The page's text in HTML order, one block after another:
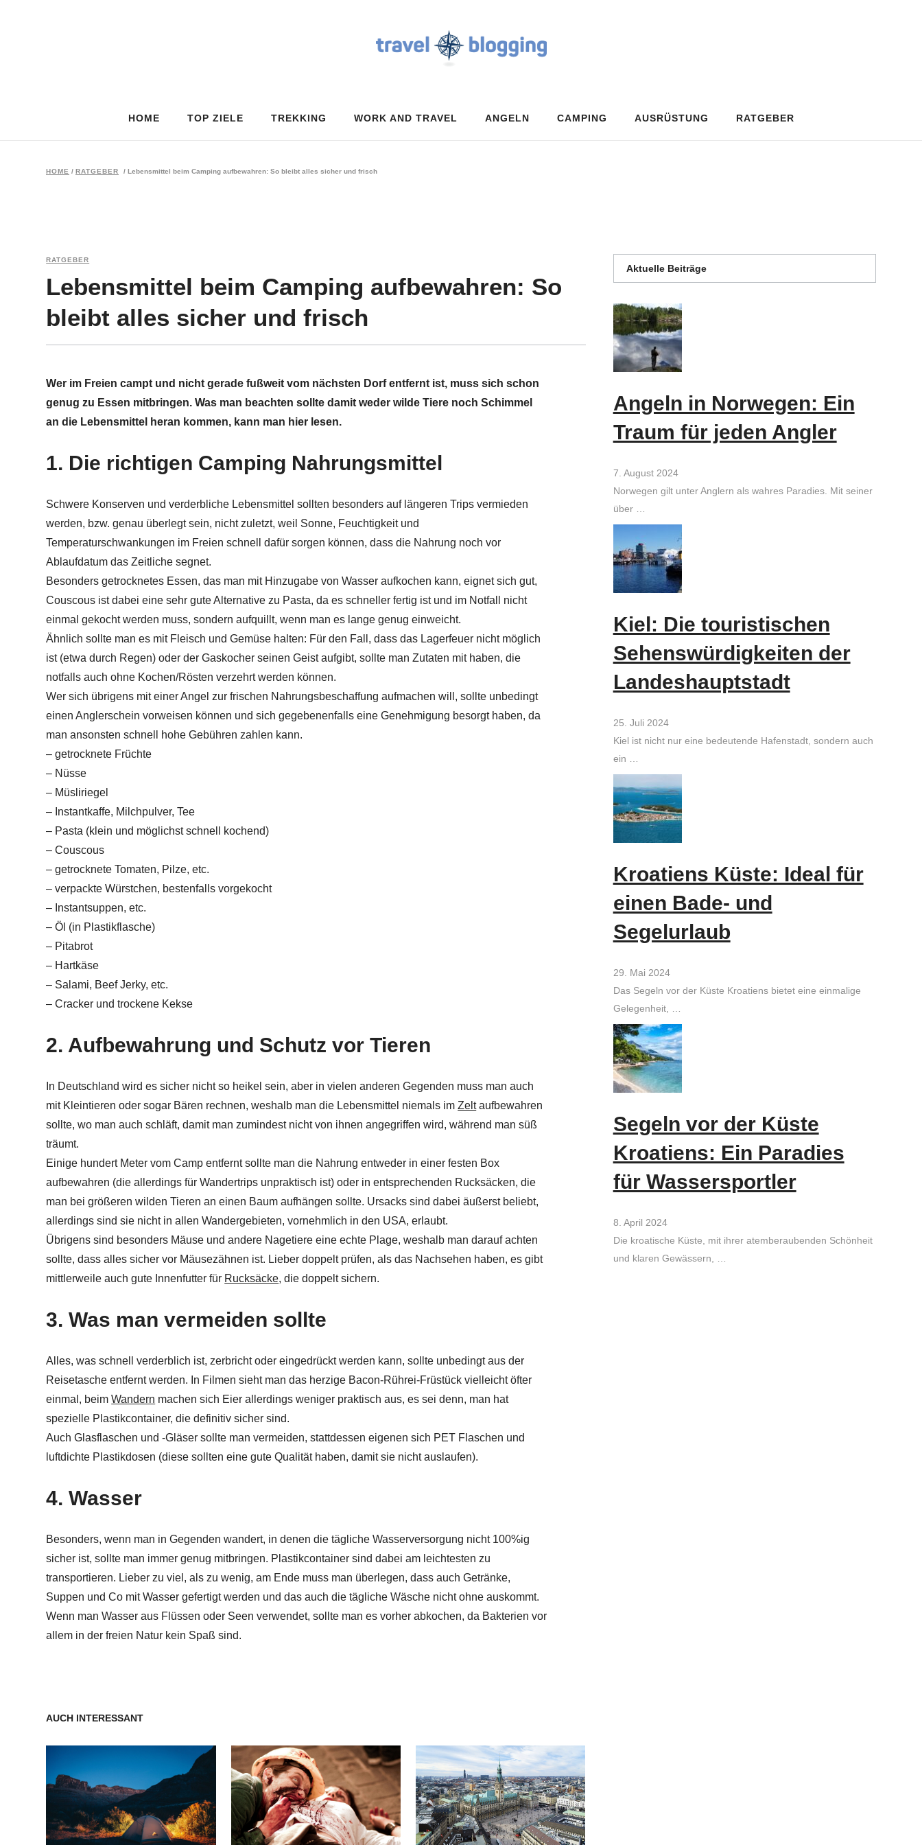
HOME TOP ZIELE TREKKING WORK AND TRAVEL ANGELN CAMPING AUSRÜSTUNG RATGEBER
HOME / RATGEBER / Lebensmittel beim Camping aufbewahren: So bleibt alles sicher und frisch
RATGEBER
Lebensmittel beim Camping aufbewahren: So
bleibt alles sicher und frisch
Wer im Freien campt und nicht gerade fußweit vom nächsten Dorf entfernt ist, muss sich schon
genug zu Essen mitbringen. Was man beachten sollte damit weder wilde Tiere noch Schimmel
an die Lebensmittel heran kommen, kann man hier lesen.
1. Die richtigen Camping Nahrungsmittel
Schwere Konserven und verderbliche Lebensmittel sollten besonders auf längeren Trips vermieden
werden, bzw. genau überlegt sein, nicht zuletzt, weil Sonne, Feuchtigkeit und
Temperaturschwankungen im Freien schnell dafür sorgen können, dass die Nahrung noch vor
Ablaufdatum das Zeitliche segnet.
Besonders getrocknetes Essen, das man mit Hinzugabe von Wasser aufkochen kann, eignet sich gut,
Couscous ist dabei eine sehr gute Alternative zu Pasta, da es schneller fertig ist und im Notfall nicht
einmal gekocht werden muss, sondern aufquillt, wenn man es lange genug einweicht.
Ähnlich sollte man es mit Fleisch und Gemüse halten: Für den Fall, dass das Lagerfeuer nicht möglich
ist (etwa durch Regen) oder der Gaskocher seinen Geist aufgibt, sollte man Zutaten mit haben, die
notfalls auch ohne Kochen/Rösten verzehrt werden können.
Wer sich übrigens mit einer Angel zur frischen Nahrungsbeschaffung aufmachen will, sollte unbedingt
einen Anglerschein vorweisen können und sich gegebenenfalls eine Genehmigung besorgt haben, da
man ansonsten schnell hohe Gebühren zahlen kann.
– getrocknete Früchte
– Nüsse
– Müsliriegel
– Instantkaffe, Milchpulver, Tee
– Pasta (klein und möglichst schnell kochend)
– Couscous
– getrocknete Tomaten, Pilze, etc.
– verpackte Würstchen, bestenfalls vorgekocht
– Instantsuppen, etc.
– Öl (in Plastikflasche)
– Pitabrot
– Hartkäse
– Salami, Beef Jerky, etc.
– Cracker und trockene Kekse
2. Aufbewahrung und Schutz vor Tieren
In Deutschland wird es sicher nicht so heikel sein, aber in vielen anderen Gegenden muss man auch
mit Kleintieren oder sogar Bären rechnen, weshalb man die Lebensmittel niemals imZeltaufbewahren
sollte, wo man auch schläft, damit man zumindest nicht von ihnen angegriffen wird, während man süß
träumt.
Einige hundert Meter vom Camp entfernt sollte man die Nahrung entweder in einer festen Box
aufbewahren (die allerdings für Wandertrips unpraktisch ist) oder in entsprechenden Rucksäcken, die
man bei größeren wilden Tieren an einen Baum aufhängen sollte. Ursacks sind dabei äußerst beliebt,
allerdings sind sie nicht in allen Wandergebieten, vornehmlich in den USA, erlaubt.
Übrigens sind besonders Mäuse und andere Nagetiere eine echte Plage, weshalb man darauf achten
sollte, dass alles sicher vor Mäusezähnen ist. Lieber doppelt prüfen, als das Nachsehen haben, es gibt
mittlerweile auch gute Innenfutter für Rucksäcke, die doppelt sichern.
3. Was man vermeiden sollte
Alles, was schnell verderblich ist, zerbricht oder eingedrückt werden kann, sollte unbedingt aus der
Reisetasche entfernt werden. In Filmen sieht man das herzige Bacon-Rührei-Früstück vielleicht öfter
einmal, beimWandern machen sich Eier allerdings weniger praktisch aus, es sei denn, man hat
spezielle Plastikcontainer, die definitiv sicher sind.
Auch Glasflaschen und -Gläser sollte man vermeiden, stattdessen eigenen sich PET Flaschen und
luftdichte Plastikdosen (diese sollten eine gute Qualität haben, damit sie nicht auslaufen).
4. Wasser
Besonders, wenn man in Gegenden wandert, in denen die tägliche Wasserversorgung nicht 100%ig
sicher ist, sollte man immer genug mitbringen. Plastikcontainer sind dabei am leichtesten zu
transportieren. Lieber zu viel, als zu wenig, am Ende muss man überlegen, dass auch Getränke,
Suppen und Co mit Wasser gefertigt werden und das auch die tägliche Wäsche nicht ohne auskommt.
Wenn man Wasser aus Flüssen oder Seen verwendet, sollte man es vorher abkochen, da Bakterien vor
allem in der freien Natur kein Spaß sind.
AUCH INTERESSANT
Aktuelle Beiträge
Angeln in Norwegen: Ein
Traum für jeden Angler
7. August 2024
Norwegen gilt unter Anglern als wahres Paradies. Mit seiner
über …
Kiel: Die touristischen
Sehenswürdigkeiten der
Landeshauptstadt
25. Juli 2024
Kiel ist nicht nur eine bedeutende Hafenstadt, sondern auch
ein …
Kroatiens Küste: Ideal für
einen Bade- und
Segelurlaub
29. Mai 2024
Das Segeln vor der Küste Kroatiens bietet eine einmalige
Gelegenheit, …
Segeln vor der Küste
Kroatiens: Ein Paradies
für Wassersportler
8. April 2024
Die kroatische Küste, mit ihrer atemberaubenden Schönheit
und klaren Gewässern, …